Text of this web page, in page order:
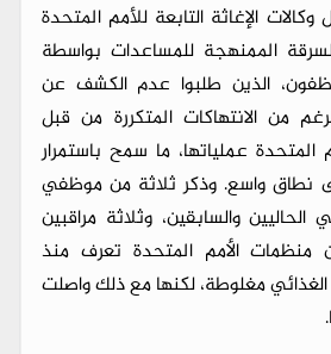
الإغاثة التابعة للأمم المتحدة
الممنهجة للمساعدات بواسطة
الذين طلبوا عدم الكشف عن
من الانتهاكات المتكررة من قبل
المتحدة عملياتها، ما سمح باستمرار
نطاق واسع. وذكر ثلاثة من موظفي
الحاليين والسابقين، وثلاثة مراقبين
أن منظمات الأمم المتحدة تعرف منذ
الغذائي مغلوطة، لكنها مع ذلك واصلت